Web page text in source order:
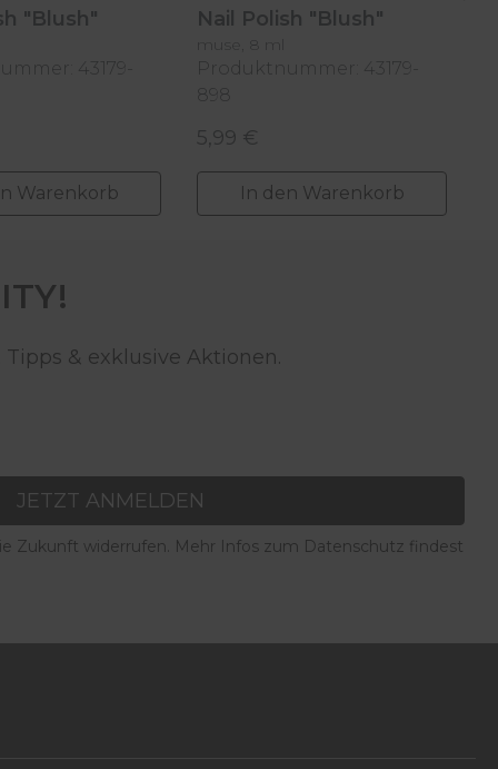
"Blush"
43179-
Preis:
Warenkorb
Nail Polish "Blush"
muse, 8 ml
Produktnummer: 43179-
898
Regulärer Preis:
5,99 €
In den Warenkorb
& exklusive Aktionen.
JETZT ANMELDEN
Zukunft widerrufen. Mehr Infos zum Datenschutz findest